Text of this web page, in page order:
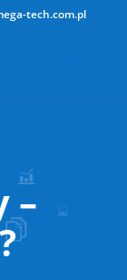
tech.com.pl
–